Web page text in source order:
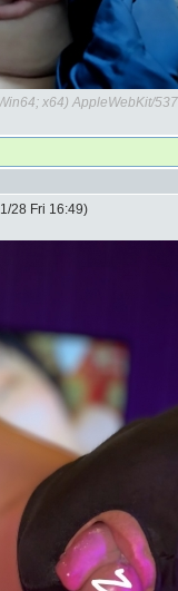
x64) AppleWebKit/
28 Fri 16:49)